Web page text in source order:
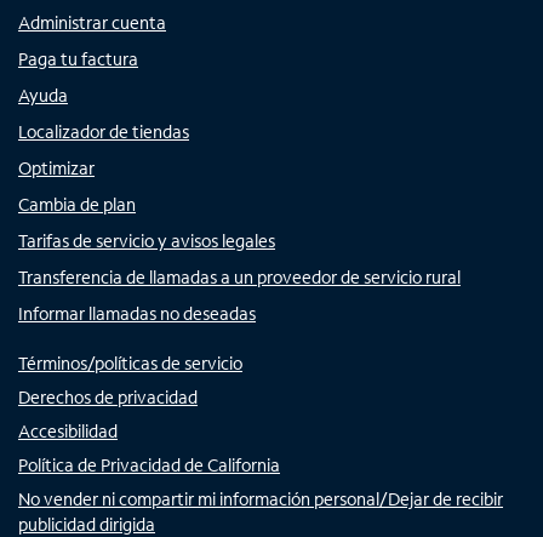
Administrar cuenta
Paga tu factura
Ayuda
Localizador de tiendas
Optimizar
Cambia de plan
Tarifas de servicio y avisos legales
Transferencia de llamadas a un proveedor de servicio rural
Informar llamadas no deseadas
Términos/políticas de servicio
Derechos de privacidad
Accesibilidad
Política de Privacidad de California
No vender ni compartir mi información personal/Dejar de recibir
publicidad dirigida